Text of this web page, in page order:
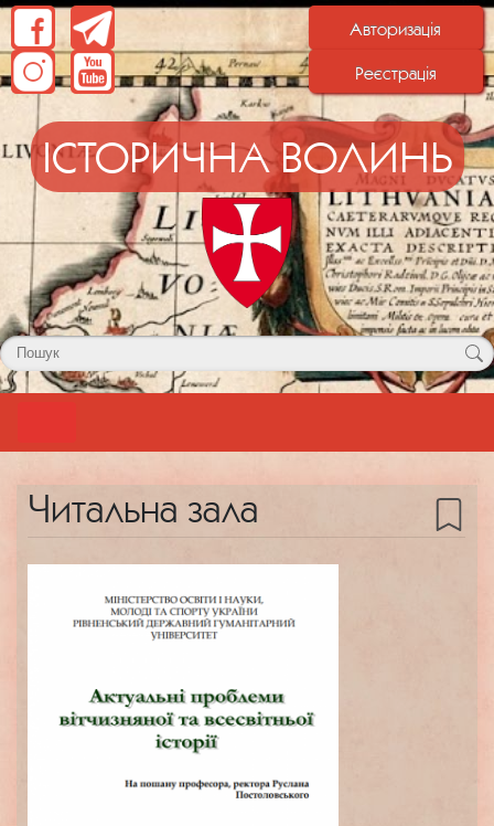
Авторизація
Реєстрація
ІСТОРИЧНА ВОЛИНЬ
Читальна зала